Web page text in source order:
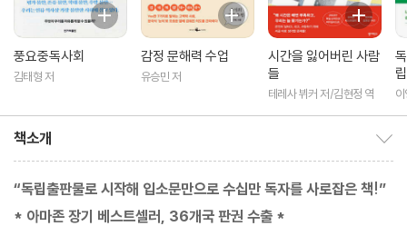
풍요중독사회
김태형 저
감정 문해력 수업
유승민 저
시간을 잃어버린 사람
들
테레사 뷔커 저/김현정 역
책소개
“독립출판물로 시작해 입소문만으로 수십만 독자를 사로잡은 책!”
* 아마존 장기 베스트셀러, 36개국 판권 수출 *